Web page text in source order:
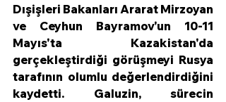
Dışişleri Bakanları Ararat Mirzoyan
ve Ceyhun Bayramov'un 10-11
Mayıs'ta Kazakistan'da
gerçekleştirdiği görüşmeyi Rusya
tarafının olumlu değerlendirdiğini
kaydetti. Galuzin, sürecin